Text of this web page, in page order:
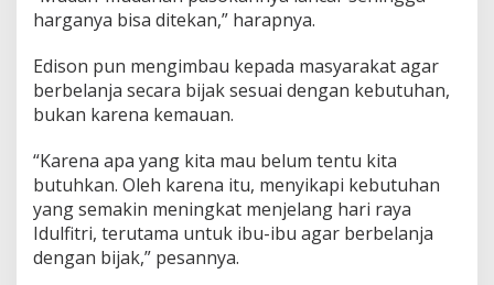
n
a
J
a
n
g
I
d
u
harganya bisa ditekan,” harapnya.
Edison pun mengimbau kepada masyarakat agar
berbelanja secara bijak sesuai dengan kebutuhan,
bukan karena kemauan.
“Karena apa yang kita mau belum tentu kita
butuhkan. Oleh karena itu, menyikapi kebutuhan
yang semakin meningkat menjelang hari raya
Idulfitri, terutama untuk ibu-ibu agar berbelanja
dengan bijak,” pesannya.